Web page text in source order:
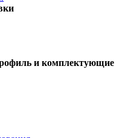
и комплектующие